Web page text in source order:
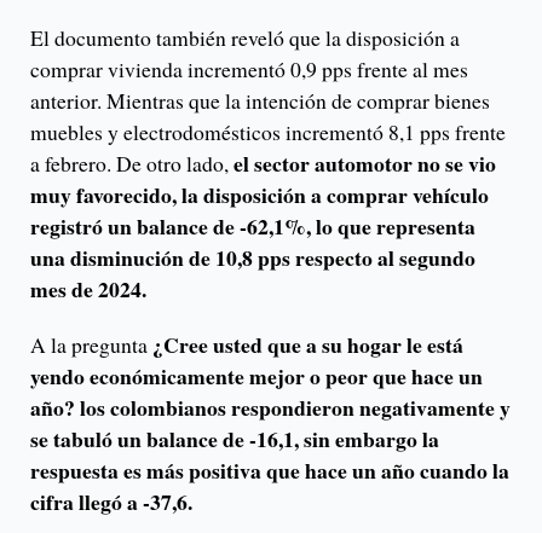
El documento también reveló que la disposición a
comprar vivienda incrementó 0,9 pps frente al mes
anterior. Mientras que la intención de comprar bienes
muebles y electrodomésticos incrementó 8,1 pps frente
a febrero. De otro lado,el sector automotor no se vio
muy favorecido, la disposición a comprar vehículo
registró un balance de -62,1%, lo que representa
una disminución de 10,8 pps respecto al segundo
mes de 2024.
A la pregunta ¿Cree usted que a su hogar le está
yendo económicamente mejor o peor que hace un
año? los colombianos respondieron negativamente y
se tabuló un balance de -16,1, sin embargo la
respuesta es más positiva que hace un año cuando la
cifra llegó a -37,6.